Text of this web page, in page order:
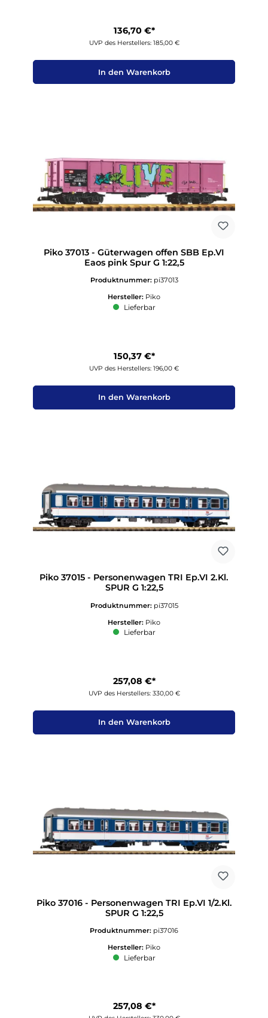
136,70 €*
UVP des Herstellers: 185,00 €
In den Warenkorb
Piko 37013 - Güterwagen offen SBB Ep.VI
Eaos pink Spur G 1:22,5
Produktnummer: pi37013
Hersteller: Piko
Lieferbar
150,37 €*
UVP des Herstellers: 196,00 €
In den Warenkorb
Piko 37015 - Personenwagen TRI Ep.VI 2.Kl.
SPUR G 1:22,5
Produktnummer: pi37015
Hersteller: Piko
Lieferbar
257,08 €*
UVP des Herstellers: 330,00 €
In den Warenkorb
Piko 37016 - Personenwagen TRI Ep.VI 1/2.Kl.
SPUR G 1:22,5
Produktnummer: pi37016
Hersteller: Piko
Lieferbar
257,08 €*